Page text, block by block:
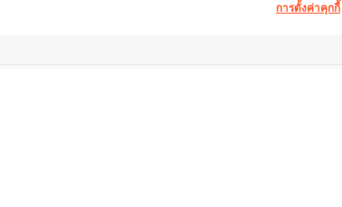
การตั้งค่าคุกกี้